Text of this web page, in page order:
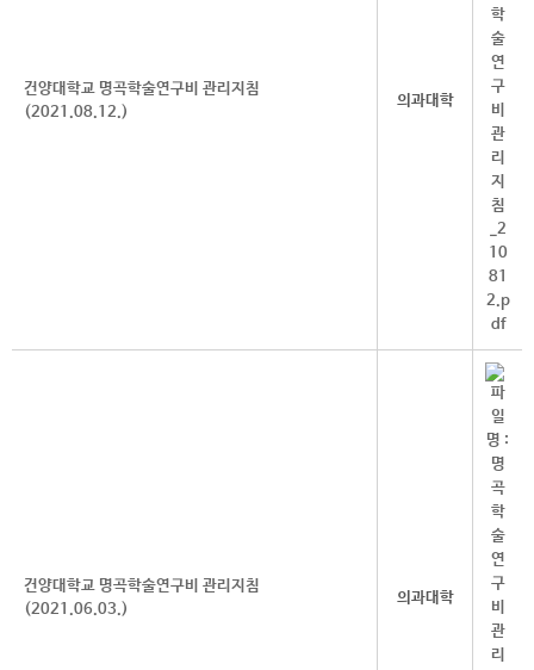
건양대학교 명곡학술연구비 관리지침
(2021.08.12.)
의과대학
건양대학교 명곡학술연구비 관리지침
(2021.06.03.)
의과대학